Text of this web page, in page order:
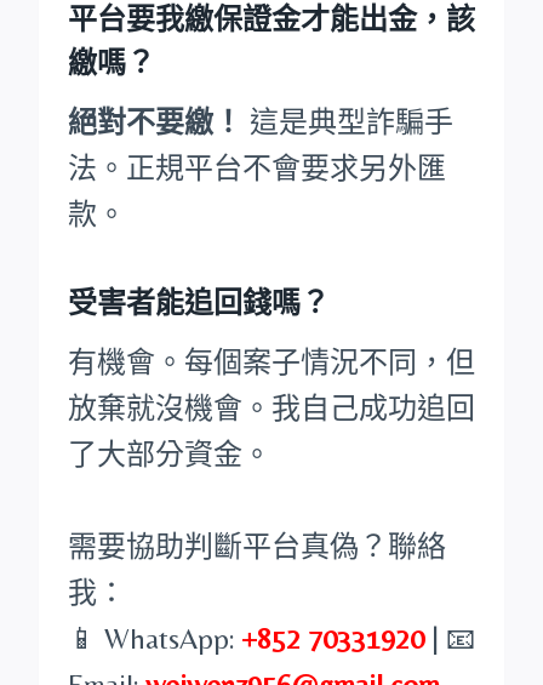
平台要我繳保證金才能出金，該
繳嗎？
絕對不要繳！ 這是典型詐騙手
法。正規平台不會要求另外匯
款。
受害者能追回錢嗎？
有機會。每個案子情況不同，但
放棄就沒機會。我自己成功追回
了大部分資金。
需要協助判斷平台真偽？聯絡
我：
📱 WhatsApp: +852 70331920| 📧